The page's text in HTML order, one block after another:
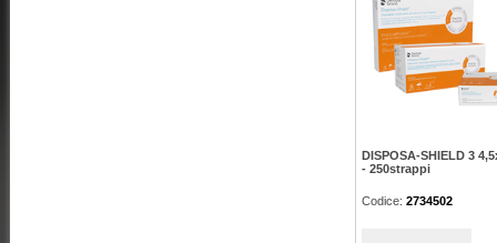
DISPOSA-SHIELD 3
- 250strappi
Codice: 2734502